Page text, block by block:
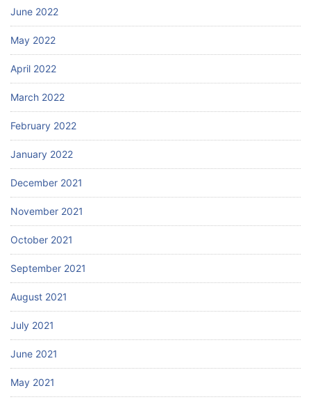
June 2022
May 2022
April 2022
March 2022
February 2022
January 2022
December 2021
November 2021
October 2021
September 2021
August 2021
July 2021
June 2021
May 2021